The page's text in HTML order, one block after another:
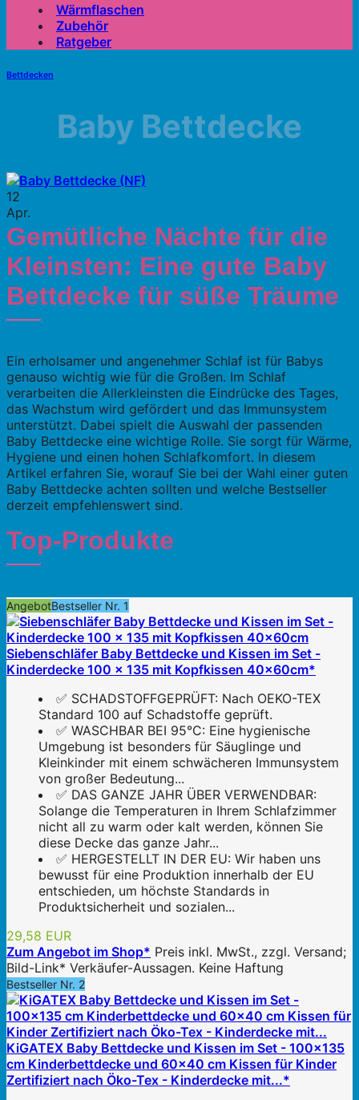
Wärmflaschen
Zubehör
Ratgeber
Bettdecken
Baby Bettdecke
12
Apr.
Gemütliche Nächte für die
Kleinsten: Eine gute Baby
Bettdecke für süße Träume
Ein erholsamer und angenehmer Schlaf ist für Babys
genauso wichtig wie für die Großen. Im Schlaf
verarbeiten die Allerkleinsten die Eindrücke des Tages,
das Wachstum wird gefördert und das Immunsystem
unterstützt. Dabei spielt die Auswahl der passenden
Baby Bettdecke eine wichtige Rolle. Sie sorgt für Wärme,
Hygiene und einen hohen Schlafkomfort. In diesem
Artikel erfahren Sie, worauf Sie bei der Wahl einer guten
Baby Bettdecke achten sollten und welche Bestseller
derzeit empfehlenswert sind.
Top-Produkte
AngebotBestseller Nr. 1
Siebenschläfer Baby Bettdecke und Kissen im Set -
Kinderdecke 100 x 135 mit Kopfkissen 40x60cm*
✅ SCHADSTOFFGEPRÜFT: Nach OEKO-TEX
Standard 100 auf Schadstoffe geprüft.
✅ WASCHBAR BEI 95°C: Eine hygienische
Umgebung ist besonders für Säuglinge und
Kleinkinder mit einem schwächeren Immunsystem
von großer Bedeutung...
✅ DAS GANZE JAHR ÜBER VERWENDBAR:
Solange die Temperaturen in Ihrem Schlafzimmer
nicht all zu warm oder kalt werden, können Sie
diese Decke das ganze Jahr...
✅ HERGESTELLT IN DER EU: Wir haben uns
bewusst für eine Produktion innerhalb der EU
entschieden, um höchste Standards in
Produktsicherheit und sozialen...
29,58 EUR
Zum Angebot im Shop* Preis inkl. MwSt., zzgl. Versand;
Bild-Link* Verkäufer-Aussagen. Keine Haftung
Bestseller Nr. 2
KiGATEX Baby Bettdecke und Kissen im Set - 100x135
cm Kinderbettdecke und 60x40 cm Kissen für Kinder
Zertifiziert nach Öko-Tex - Kinderdecke mit...*